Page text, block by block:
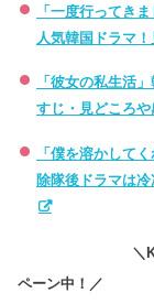
「一度行ってき
人気韓国ドラマ
「彼女の私生活
すじ・見どころ
「僕を溶かして
除隊後ドラマは
＼KBSドラマ
ペーン中！／